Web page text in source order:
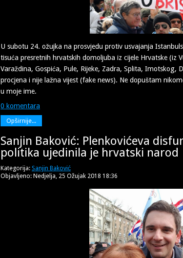
U subotu 24. ožujka na prosvjedu protiv usvajanja
tisuća presretnih hrvatskih domoljuba iz cijele Hrvatske (iz
Varaždina, Gospića, Pule, Rijeke, Zadra, Splita, Imotskog,
procjena i nije lažna vijest (fake news). Ne dopuštam
u moje ime.
0 komentara
Opširnije...
Sanjin Baković: Plenkovićeva
politika ujedinila je hrvatski narod
Kategorija: Sanjin Baković
Objavljeno: Nedjelja, 25 Ožujak 2018 18:36